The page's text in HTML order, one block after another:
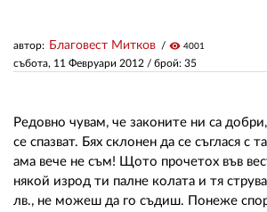
събота, 11 Февруари 2012 / брой: 35
автор: Благовест Митков visibility 4001
Редовно чувам, че законите ни са
се спазват. Бях склонен да се съглася с
ама вече не съм! Щото прочетох във
някой изрод ти палне колата и тя
лв., не можеш да го съдиш. Понеже
ЗА НАС
РЕДАКЦИЯ
КОНТАКТИ
РЕКЛАМА